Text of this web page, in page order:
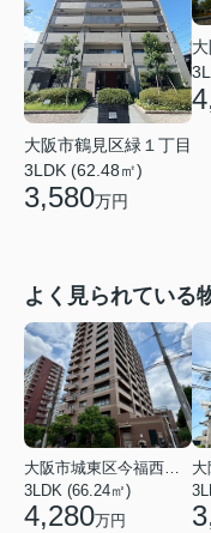
大阪市鶴見区緑１丁目
3LDK (62.48㎡)
3,580万円
よく見られている
3LDK (66.24㎡)
4,280万円